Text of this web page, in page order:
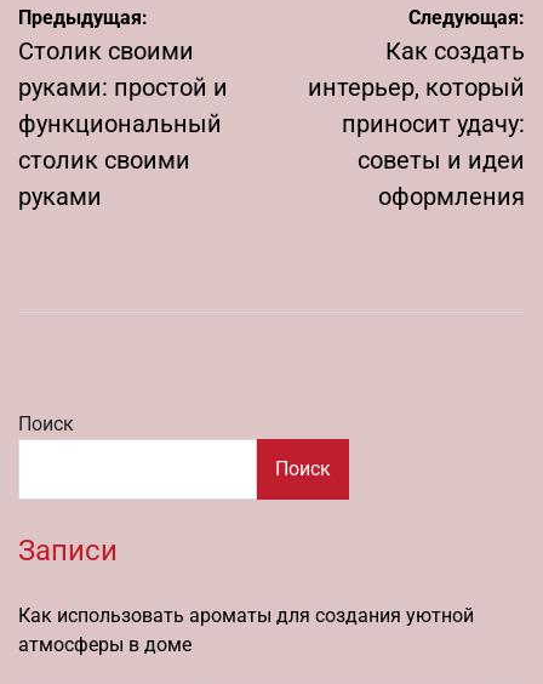
Навигация
по
записям
Предыдущая:
Столик своими
руками: простой и
функциональный
столик своими
руками
Следующая:
Как создать
интерьер, который
приносит удачу:
советы и идеи
оформления
Поиск
Поиск
Записи
Как использовать ароматы для создания уютной
атмосферы в доме